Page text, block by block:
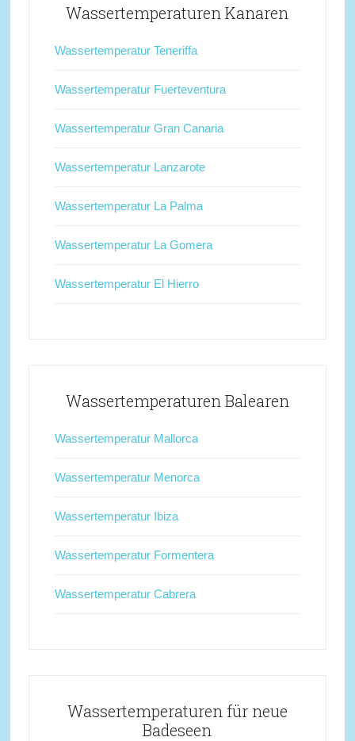
Wassertemperaturen Kanaren
Wassertemperatur Teneriffa
Wassertemperatur Fuerteventura
Wassertemperatur Gran Canaria
Wassertemperatur Lanzarote
Wassertemperatur La Palma
Wassertemperatur La Gomera
Wassertemperatur El Hierro
Wassertemperaturen Balearen
Wassertemperatur Mallorca
Wassertemperatur Menorca
Wassertemperatur Ibiza
Wassertemperatur Formentera
Wassertemperatur Cabrera
Wassertemperaturen für neue
Badeseen